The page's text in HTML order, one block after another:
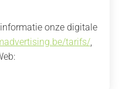
onze digitale
tarifs/,